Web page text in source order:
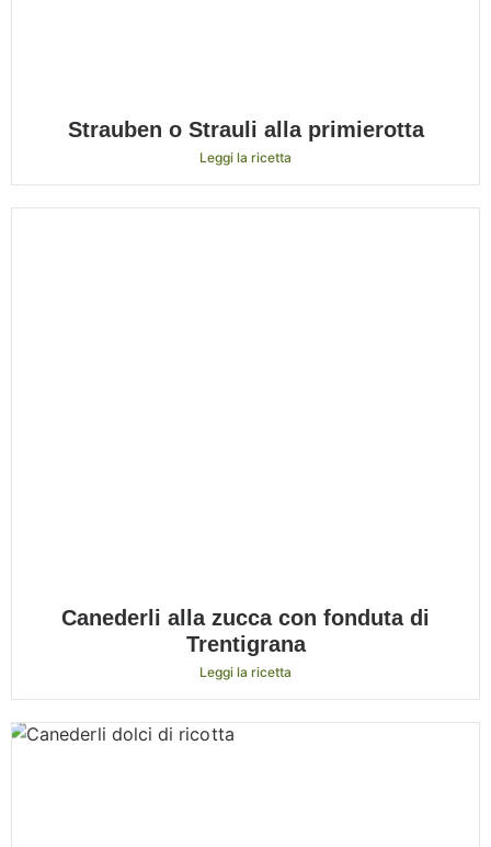
Strauben o Strauli alla primierotta
Leggi la ricetta
Canederli alla zucca con fonduta di
Trentigrana
Leggi la ricetta